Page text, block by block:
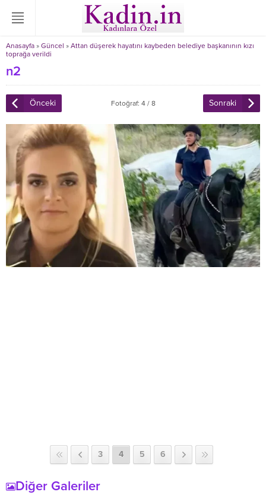
Anasayfa » Güncel » Attan düşerek hayatını kaybeden belediye başkanının kızı
toprağa verildi
n2
Önceki Fotoğraf: 4 / 8 Sonraki
3 4 5 6
Diğer Galeriler